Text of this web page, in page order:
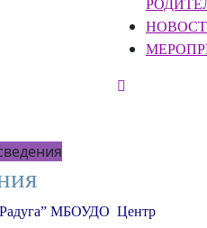
МБОУДО Центр